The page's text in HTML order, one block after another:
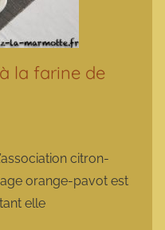
la farine de
a
citron-
orange-pavot est
elle